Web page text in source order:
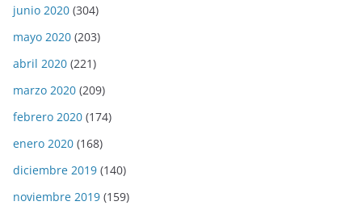
junio 2020 (304)
mayo 2020 (203)
abril 2020 (221)
marzo 2020 (209)
febrero 2020 (174)
enero 2020 (168)
diciembre 2019 (140)
noviembre 2019 (159)